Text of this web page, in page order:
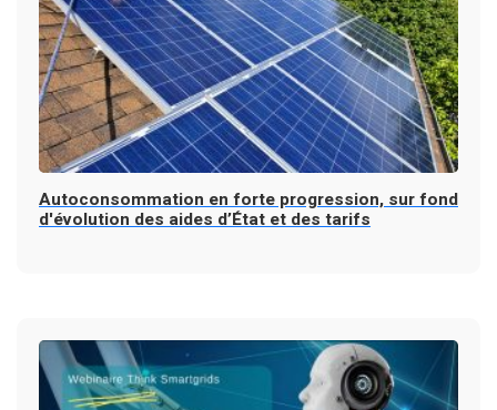
Autoconsommation en forte progression, sur fond
d'évolution des aides d’État et des tarifs